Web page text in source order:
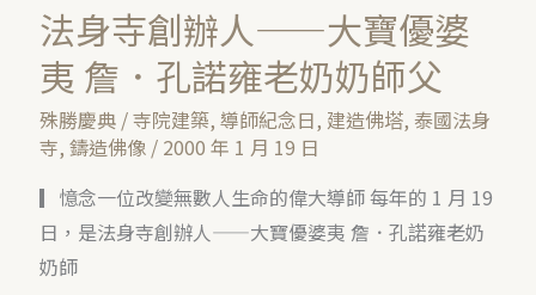
法身寺創辦人——大寶優婆
夷 詹．孔諾雍老奶奶師父
殊勝慶典/寺院建築, 導師紀念日, 建造佛塔, 泰國法身
寺, 鑄造佛像/ 2000 年 1 月 19 日
▎憶念一位改變無數人生命的偉大導師 每年的 1 月 19
日，是法身寺創辦人——大寶優婆夷 詹．孔諾雍老奶
奶師
詹．
孔
諾
雍
奶
奶
師